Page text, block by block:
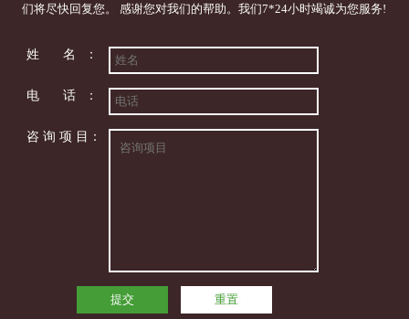
们将尽快回复您。 感谢您对我们的帮助。我们7*24小时竭诚为您服务!
姓 名：
电 话：
咨 询 项 目：
提交 重置